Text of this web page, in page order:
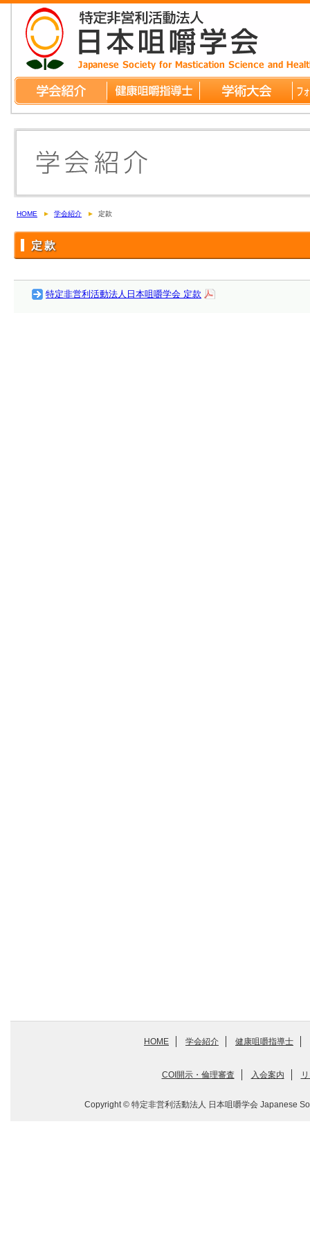
HOME 学会紹介 定款
定款
特定非営利活動法人日本咀嚼学会 定款
HOME 学会紹介 健康咀嚼指導士
COI開示・倫理審査 入会案内
Copyright © 特定非営利活動法人 日本咀嚼学会 Japanese